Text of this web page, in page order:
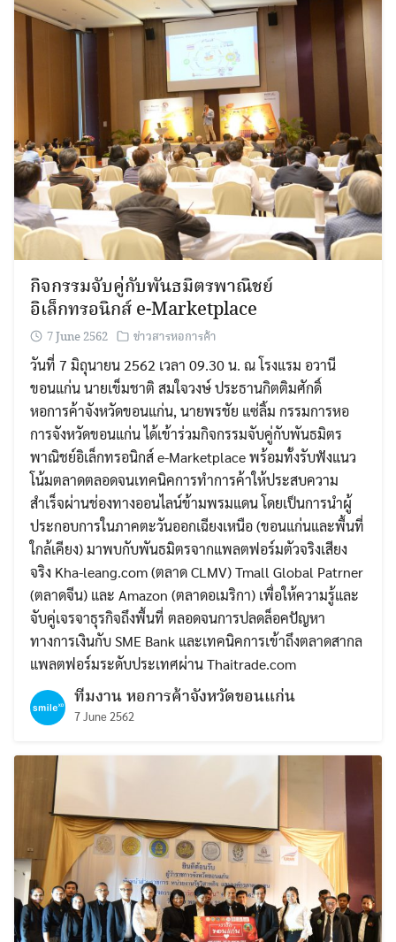
กิจกรรมจับคู่กับพันธมิตรพาณิชย์
อิเล็กทรอนิกส์ e-Marketplace
7 June 2562 ข่าวสารหอการค้า
วันที่ 7 มิถุนายน 2562 เวลา 09.30 น. ณ โรงแรม อวานี
ขอนแก่น นายเข็มชาติ สมใจวงษ์ ประธานกิตติมศักดิ์
หอการค้าจังหวัดขอนแก่น, นายพรชัย แซ่ลิ้ม กรรมการหอ
การจังหวัดขอนแก่น ได้เข้าร่วมกิจกรรมจับคู่กับพันธมิตร
พาณิชย์อิเล็กทรอนิกส์ e-Marketplace พร้อมทั้งรับฟังแนว
โน้มตลาดตลอดจนเทคนิคการทำการค้าให้ประสบความ
สำเร็จผ่านช่องทางออนไลน์ข้ามพรมแดน โดยเป็นการนำผู้
ประกอบการในภาคตะวันออกเฉียงเหนือ (ขอนแก่นและพื้นที่
ใกล้เคียง) มาพบกับพันธมิตรจากแพลตฟอร์มตัวจริงเสียง
จริง Kha-leang.com (ตลาด CLMV) Tmall Global Patrner
(ตลาดจีน) และ Amazon (ตลาดอเมริกา) เพื่อให้ความรู้และ
จับคู่เจรจาธุรกิจถึงพื้นที่ ตลอดจนการปลดล็อคปัญหา
ทางการเงินกับ SME Bank และเทคนิคการเข้าถึงตลาดสากล
แพลตฟอร์มระดับประเทศผ่าน Thaitrade.com
ทีมงาน หอการค้าจังหวัดขอนแก่น
7 June 2562